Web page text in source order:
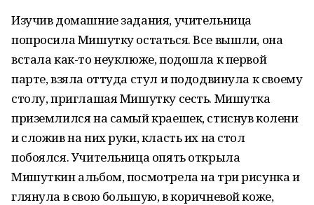
Изучив домашние задания, учительница
попросила Мишутку остаться. Все вышли, она
встала как-то неуклюже, подошла к первой
парте, взяла оттуда стул и пододвинула к своему
столу, приглашая Мишутку сесть. Мишутка
приземлился на самый краешек, стиснув колени
и сложив на них руки, класть их на стол
побоялся. Учительница опять открыла
Мишуткин альбом, посмотрела на три рисунка и
глянула в свою большую, в коричневой коже,